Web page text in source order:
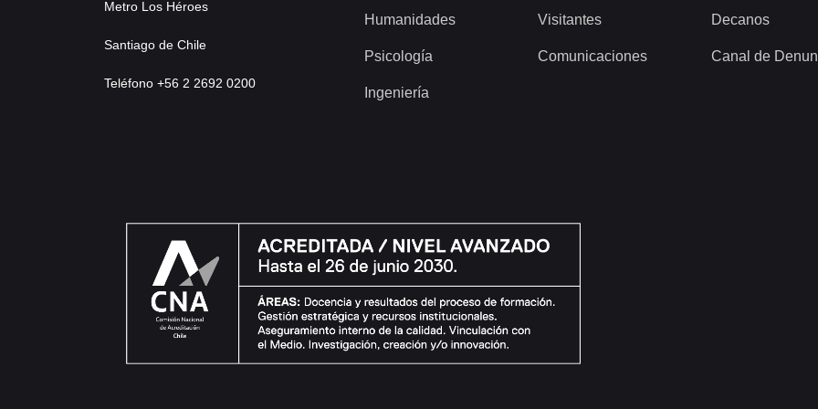
Metro Los Héroes
Santiago de Chile
Teléfono +56 2 2692 0200
Humanidades
Psicología
Ingeniería
Visitantes
Comunicaciones
Decanos
Canal de